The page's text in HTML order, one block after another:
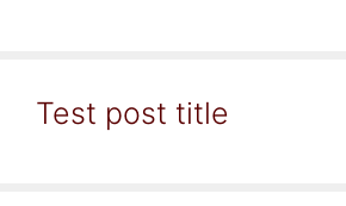
Test post title